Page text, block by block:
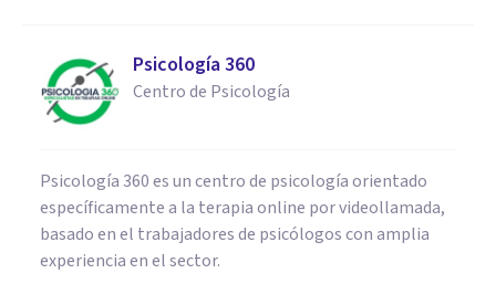
Psicología 360
Centro de Psicología
Psicología 360 es un centro de psicología orientado
específicamente a la terapia online por videollamada,
basado en el trabajadores de psicólogos con amplia
experiencia en el sector.